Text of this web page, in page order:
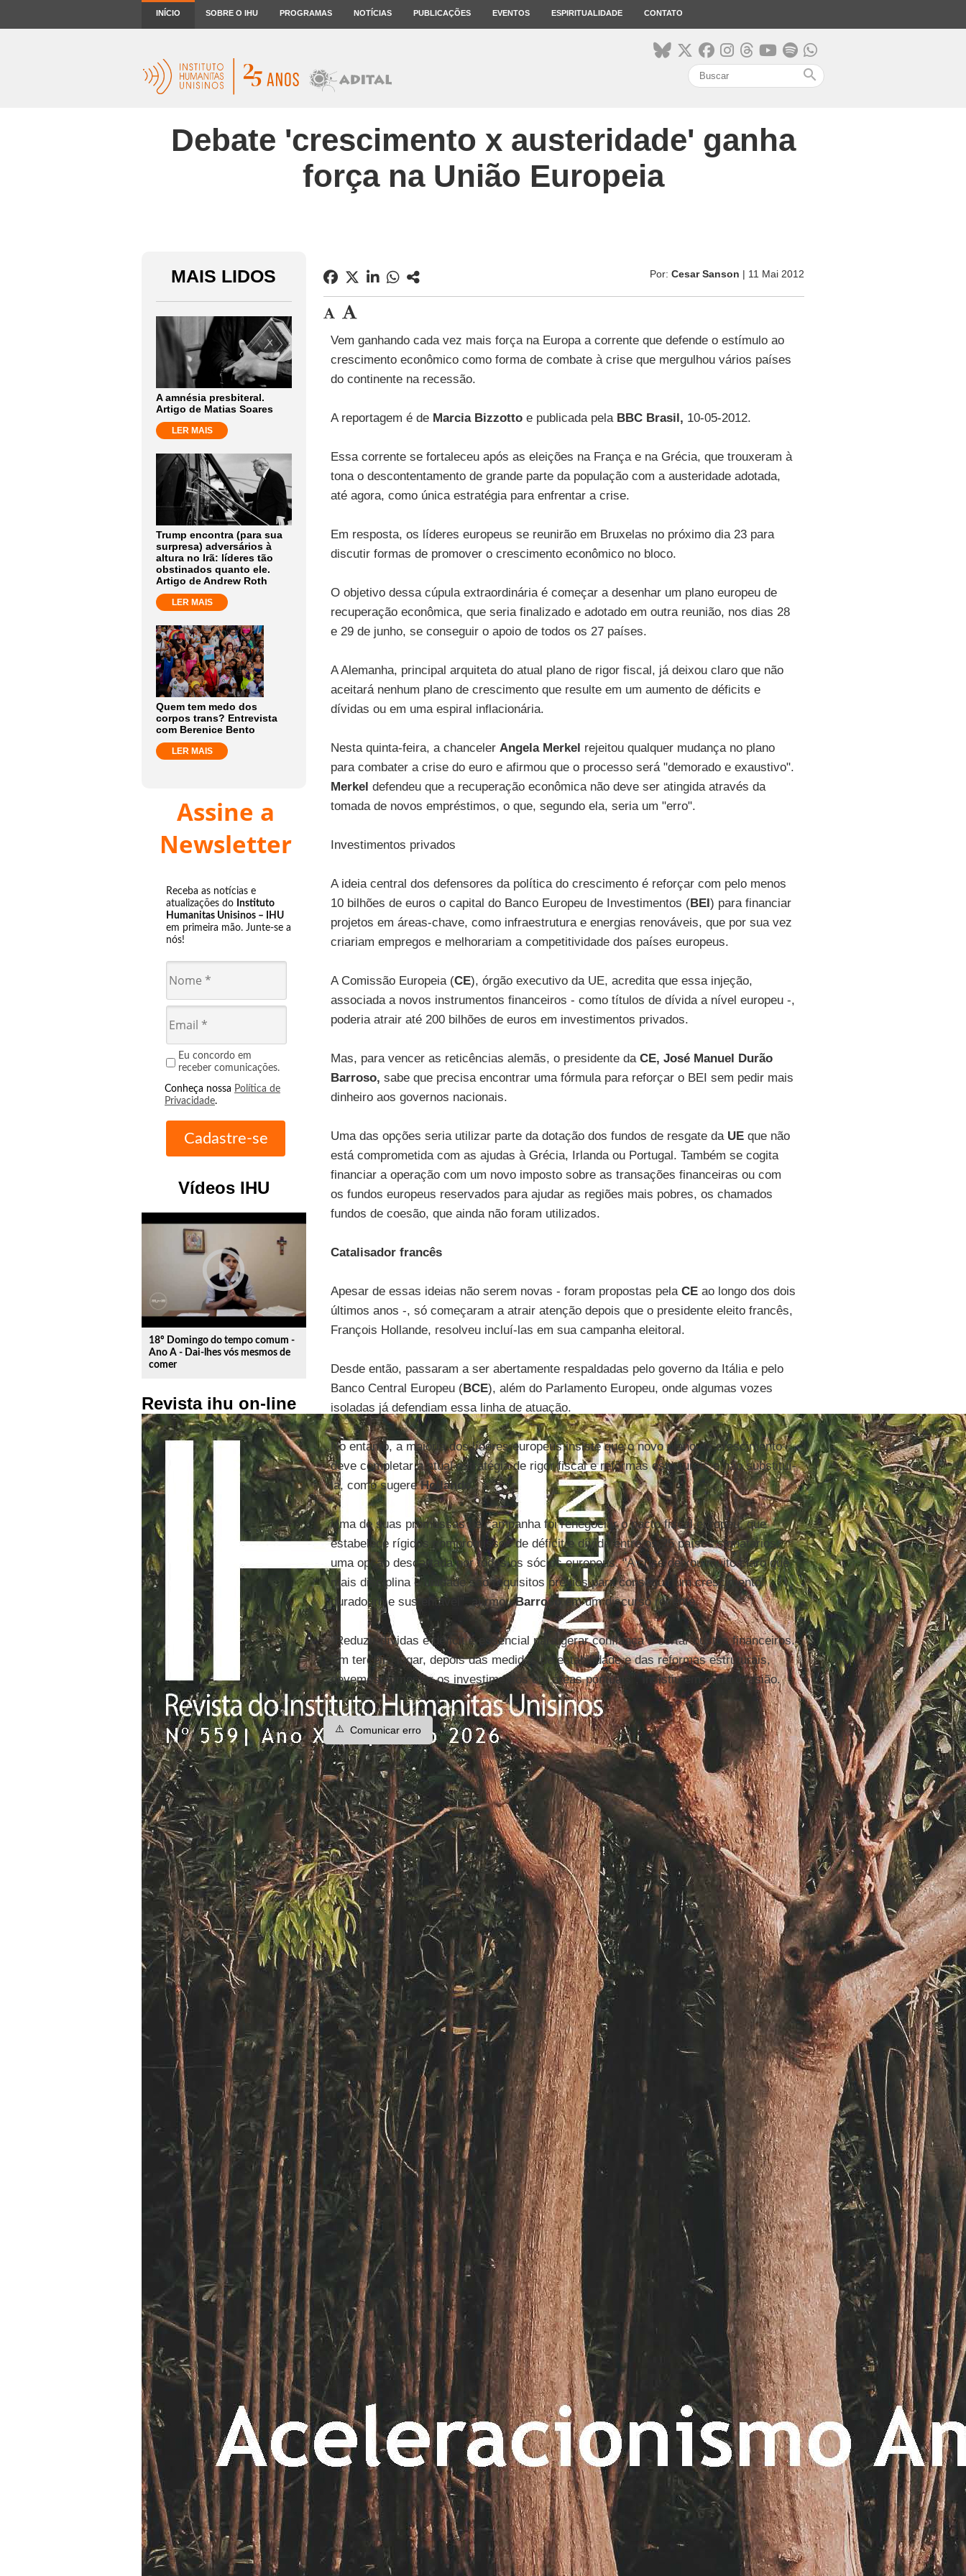
INÍCIO SOBRE O IHU PROGRAMAS NOTÍCIAS PUBLICAÇÕES EVENTOS ESPIRITUALIDADE CONTATO
search
Debate 'crescimento x austeridade' ganha
força na União Europeia
MAIS LIDOS
A amnésia presbiteral.
Artigo de Matias Soares
LER MAIS
Trump encontra (para sua
surpresa) adversários à
altura no Irã: líderes tão
obstinados quanto ele.
Artigo de Andrew Roth
LER MAIS
Quem tem medo dos
corpos trans? Entrevista
com Berenice Bento
LER MAIS
Assine a
Newsletter
Receba as notícias e
atualizações do Instituto
Humanitas Unisinos – IHU
em primeira mão. Junte-se a
nós!
Eu concordo em
receber comunicações.
Conheça nossa Política de
Privacidade.
Vídeos IHU
play_circle_outline
18º Domingo do tempo comum -
Ano A - Dai-lhes vós mesmos de
comer
Revista ihu on-line
Por: Cesar Sanson | 11 Mai 2012
Vem ganhando cada vez mais força na Europa a corrente que defende o estímulo ao
crescimento econômico como forma de combate à crise que mergulhou vários países
do continente na recessão.
A reportagem é de Marcia Bizzotto e publicada pela BBC Brasil, 10-05-2012.
Essa corrente se fortaleceu após as eleições na França e na Grécia, que trouxeram à
tona o descontentamento de grande parte da população com a austeridade adotada,
até agora, como única estratégia para enfrentar a crise.
Em resposta, os líderes europeus se reunirão em Bruxelas no próximo dia 23 para
discutir formas de promover o crescimento econômico no bloco.
O objetivo dessa cúpula extraordinária é começar a desenhar um plano europeu de
recuperação econômica, que seria finalizado e adotado em outra reunião, nos dias 28
e 29 de junho, se conseguir o apoio de todos os 27 países.
A Alemanha, principal arquiteta do atual plano de rigor fiscal, já deixou claro que não
aceitará nenhum plano de crescimento que resulte em um aumento de déficits e
dívidas ou em uma espiral inflacionária.
Nesta quinta-feira, a chanceler Angela Merkel rejeitou qualquer mudança no plano
para combater a crise do euro e afirmou que o processo será "demorado e exaustivo".
Merkel defendeu que a recuperação econômica não deve ser atingida através da
tomada de novos empréstimos, o que, segundo ela, seria um "erro".
Investimentos privados
A ideia central dos defensores da política do crescimento é reforçar com pelo menos
10 bilhões de euros o capital do Banco Europeu de Investimentos (BEI) para financiar
projetos em áreas-chave, como infraestrutura e energias renováveis, que por sua vez
criariam empregos e melhorariam a competitividade dos países europeus.
A Comissão Europeia (CE), órgão executivo da UE, acredita que essa injeção,
associada a novos instrumentos financeiros - como títulos de dívida a nível europeu -,
poderia atrair até 200 bilhões de euros em investimentos privados.
Mas, para vencer as reticências alemãs, o presidente da CE, José Manuel Durão
Barroso, sabe que precisa encontrar uma fórmula para reforçar o BEI sem pedir mais
dinheiro aos governos nacionais.
Uma das opções seria utilizar parte da dotação dos fundos de resgate da UE que não
está comprometida com as ajudas à Grécia, Irlanda ou Portugal. Também se cogita
financiar a operação com um novo imposto sobre as transações financeiras ou com
os fundos europeus reservados para ajudar as regiões mais pobres, os chamados
fundos de coesão, que ainda não foram utilizados.
Catalisador francês
Apesar de essas ideias não serem novas - foram propostas pela CE ao longo dos dois
últimos anos -, só começaram a atrair atenção depois que o presidente eleito francês,
François Hollande, resolveu incluí-las em sua campanha eleitoral.
Desde então, passaram a ser abertamente respaldadas pelo governo da Itália e pelo
Banco Central Europeu (BCE), além do Parlamento Europeu, onde algumas vozes
isoladas já defendiam essa linha de atuação.
No entanto, a maioria dos líderes europeus insiste que o novo plano de crescimento
deve completar a atual estratégia de rigor fiscal e reformas estruturais e não substituí-
la, como sugereHollande.
Uma de suas promessas de campanha foi renegociar o pacto fiscal europeu, que
estabelece rígidos compromissos de déficit e dívida entre os 25 países signatários,
uma opção descartada por todos os sócios europeus. "A crise deixou muito claro que
mais disciplina e unidade são requisitos prévios para conseguir um crescimento
duradouro e sustentável", afirmouBarrosoem um discurso recente.
"Reduzir dívidas e déficit é essencial para gerar confiança e cortar custos financeiros.
Em terceiro lugar, depois das medidas de estabilidade e das reformas estruturais,
devemos aumentar os investimentos em áreas pontuais", insistiu em outra ocasião.
⚠️ Comunicar erro